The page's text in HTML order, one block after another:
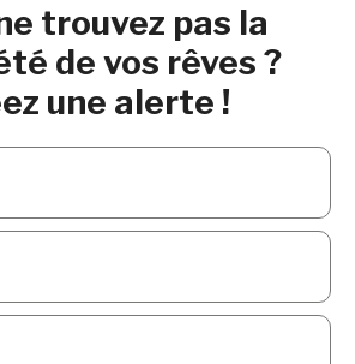
trouvez pas la
de vos rêves ?
une alerte !